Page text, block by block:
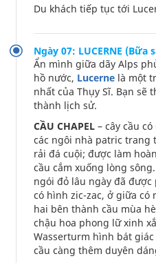
Du khách tiếp tục tới
Ngày 07: LUCERNE (Bữa
Ẩn mình giữa dãy Alps
hồ nước, Lucerne là một
nhất của Thụy Sĩ. Bạn sẽ
thành lịch sử.
CẦU CHAPEL – cây cầu
các ngôi nhà patric
rải đá cuội; được làm
cầu cắm xuống lòng
ngói đỏ lâu ngày đã
có hình zic-zac, ở giữa có
hai bên thành cầu mùa
chậu hoa phong lữ xinh
Wasserturm hình bát
cầu càng thêm duyên